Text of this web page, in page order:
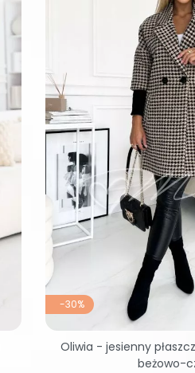
-30%
Oliwia - jesienny
beżowo-